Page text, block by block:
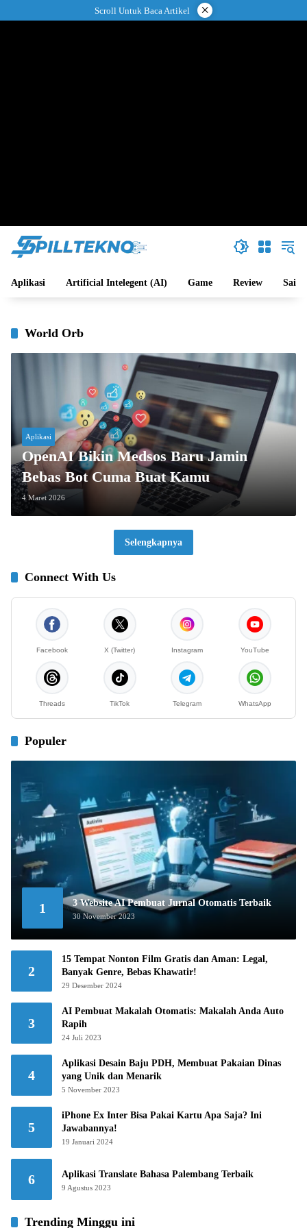
ke
Scroll Untuk Baca Artikel ×
Aplikasi Artificial Intelegent (AI) Game Review Sains
World Orb
Aplikasi
OpenAI Bikin Medsos Baru Jamin
Bebas Bot Cuma Buat Kamu
4 Maret 2026
Selengkapnya
Connect With Us
Facebook X (Twitter) Instagram YouTube
Threads TikTok Telegram WhatsApp
Populer
1 3 Website AI Pembuat Jurnal Otomatis Terbaik
30 November 2023
2
15 Tempat Nonton Film Gratis dan Aman: Legal,
Banyak Genre, Bebas Khawatir!
29 Desember 2024
3
AI Pembuat Makalah Otomatis: Makalah Anda Auto
Rapih
24 Juli 2023
4
Aplikasi Desain Baju PDH, Membuat Pakaian Dinas
yang Unik dan Menarik
5 November 2023
5
iPhone Ex Inter Bisa Pakai Kartu Apa Saja? Ini
Jawabannya!
19 Januari 2024
6 Aplikasi Translate Bahasa Palembang Terbaik
9 Agustus 2023
Trending Minggu ini